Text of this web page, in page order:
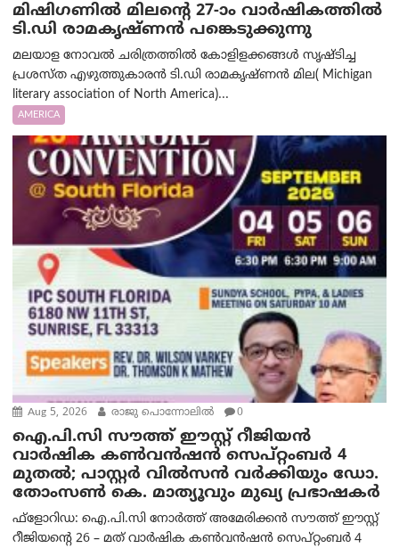
മിഷിഗണിൽ മിലന്റെ 27-ാം വാർഷികത്തിൽ
ടി.ഡി രാമകൃഷ്ണൻ പങ്കെടുക്കുന്നു
മലയാള നോവൽ ചരിത്രത്തിൽ കോളിളക്കങ്ങൾ സൃഷ്ടിച്ച
പ്രശസ്‌ത എഴുത്തുകാരൻ ടി.ഡി രാമകൃഷ്ണൻ മില( Michigan
literary association of North America)...
AMERICA
Aug 5, 2026 രാജു പൊന്നോലിൽ 0
ഐ.പി.സി സൗത്ത് ഈസ്റ്റ് റീജിയൻ
വാർഷിക കൺവൻഷൻ സെപ്റ്റംബർ 4
മുതൽ; പാസ്റ്റർ വിൽസൻ വർക്കിയും ഡോ.
തോംസൺ കെ. മാത്യൂവും മുഖ്യ പ്രഭാഷകർ
ഫ്ളോറിഡ: ഐ.പി.സി നോർത്ത് അമേരിക്കൻ സൗത്ത് ഈസ്റ്റ്
റീജിയന്റെ 26 – മത് വാർഷിക കൺവൻഷൻ സെപ്റ്റംബർ 4